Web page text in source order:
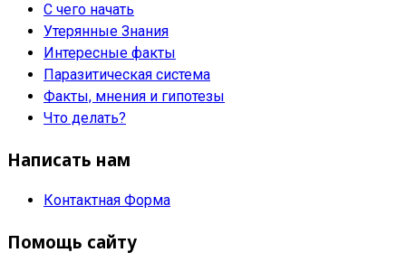
С чего начать
Утерянные Знания
Интересные факты
Паразитическая система
Факты, мнения и гипотезы
Что делать?
Написать нам
Контактная Форма
Помощь сайту